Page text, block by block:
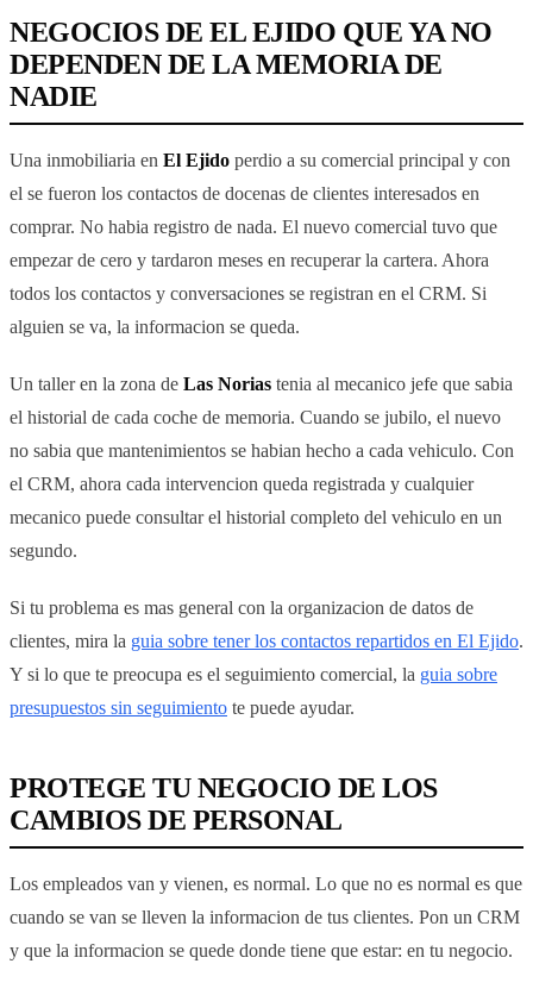
NEGOCIOS DE EL EJIDO QUE YA NO
DEPENDEN DE LA MEMORIA DE
NADIE
Una inmobiliaria en El Ejido perdio a su comercial principal y con
el se fueron los contactos de docenas de clientes interesados en
comprar. No habia registro de nada. El nuevo comercial tuvo que
empezar de cero y tardaron meses en recuperar la cartera. Ahora
todos los contactos y conversaciones se registran en el CRM. Si
alguien se va, la informacion se queda.
Un taller en la zona de Las Norias tenia al mecanico jefe que sabia
el historial de cada coche de memoria. Cuando se jubilo, el nuevo
no sabia que mantenimientos se habian hecho a cada vehiculo. Con
el CRM, ahora cada intervencion queda registrada y cualquier
mecanico puede consultar el historial completo del vehiculo en un
segundo.
Si tu problema es mas general con la organizacion de datos de
clientes, mira la guia sobre tener los contactos repartidos en El Ejido.
Y si lo que te preocupa es el seguimiento comercial, la guia sobre
presupuestos sin seguimiento te puede ayudar.
PROTEGE TU NEGOCIO DE LOS
CAMBIOS DE PERSONAL
Los empleados van y vienen, es normal. Lo que no es normal es que
cuando se van se lleven la informacion de tus clientes. Pon un CRM
y que la informacion se quede donde tiene que estar: en tu negocio.